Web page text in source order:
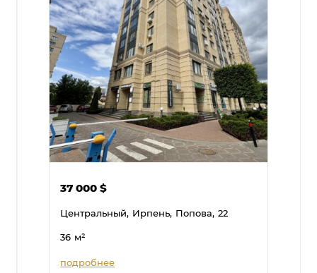
37 000$
Центральный, Ирпень, Попова, 22
36 м²
подробнее